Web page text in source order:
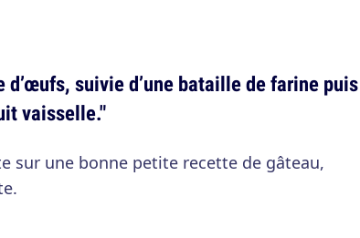
d’œufs, suivie d’une bataille de farine puis
vaisselle."
sur une bonne petite recette de gâteau,